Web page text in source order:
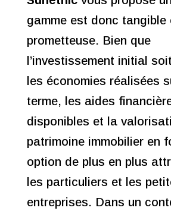
gamme est donc tangible
prometteuse. Bien que
l’investissement initial
les économies réalisées
terme, les aides
disponibles et la
patrimoine immobilier en
option de plus en plus
les particuliers et les
entreprises. Dans un